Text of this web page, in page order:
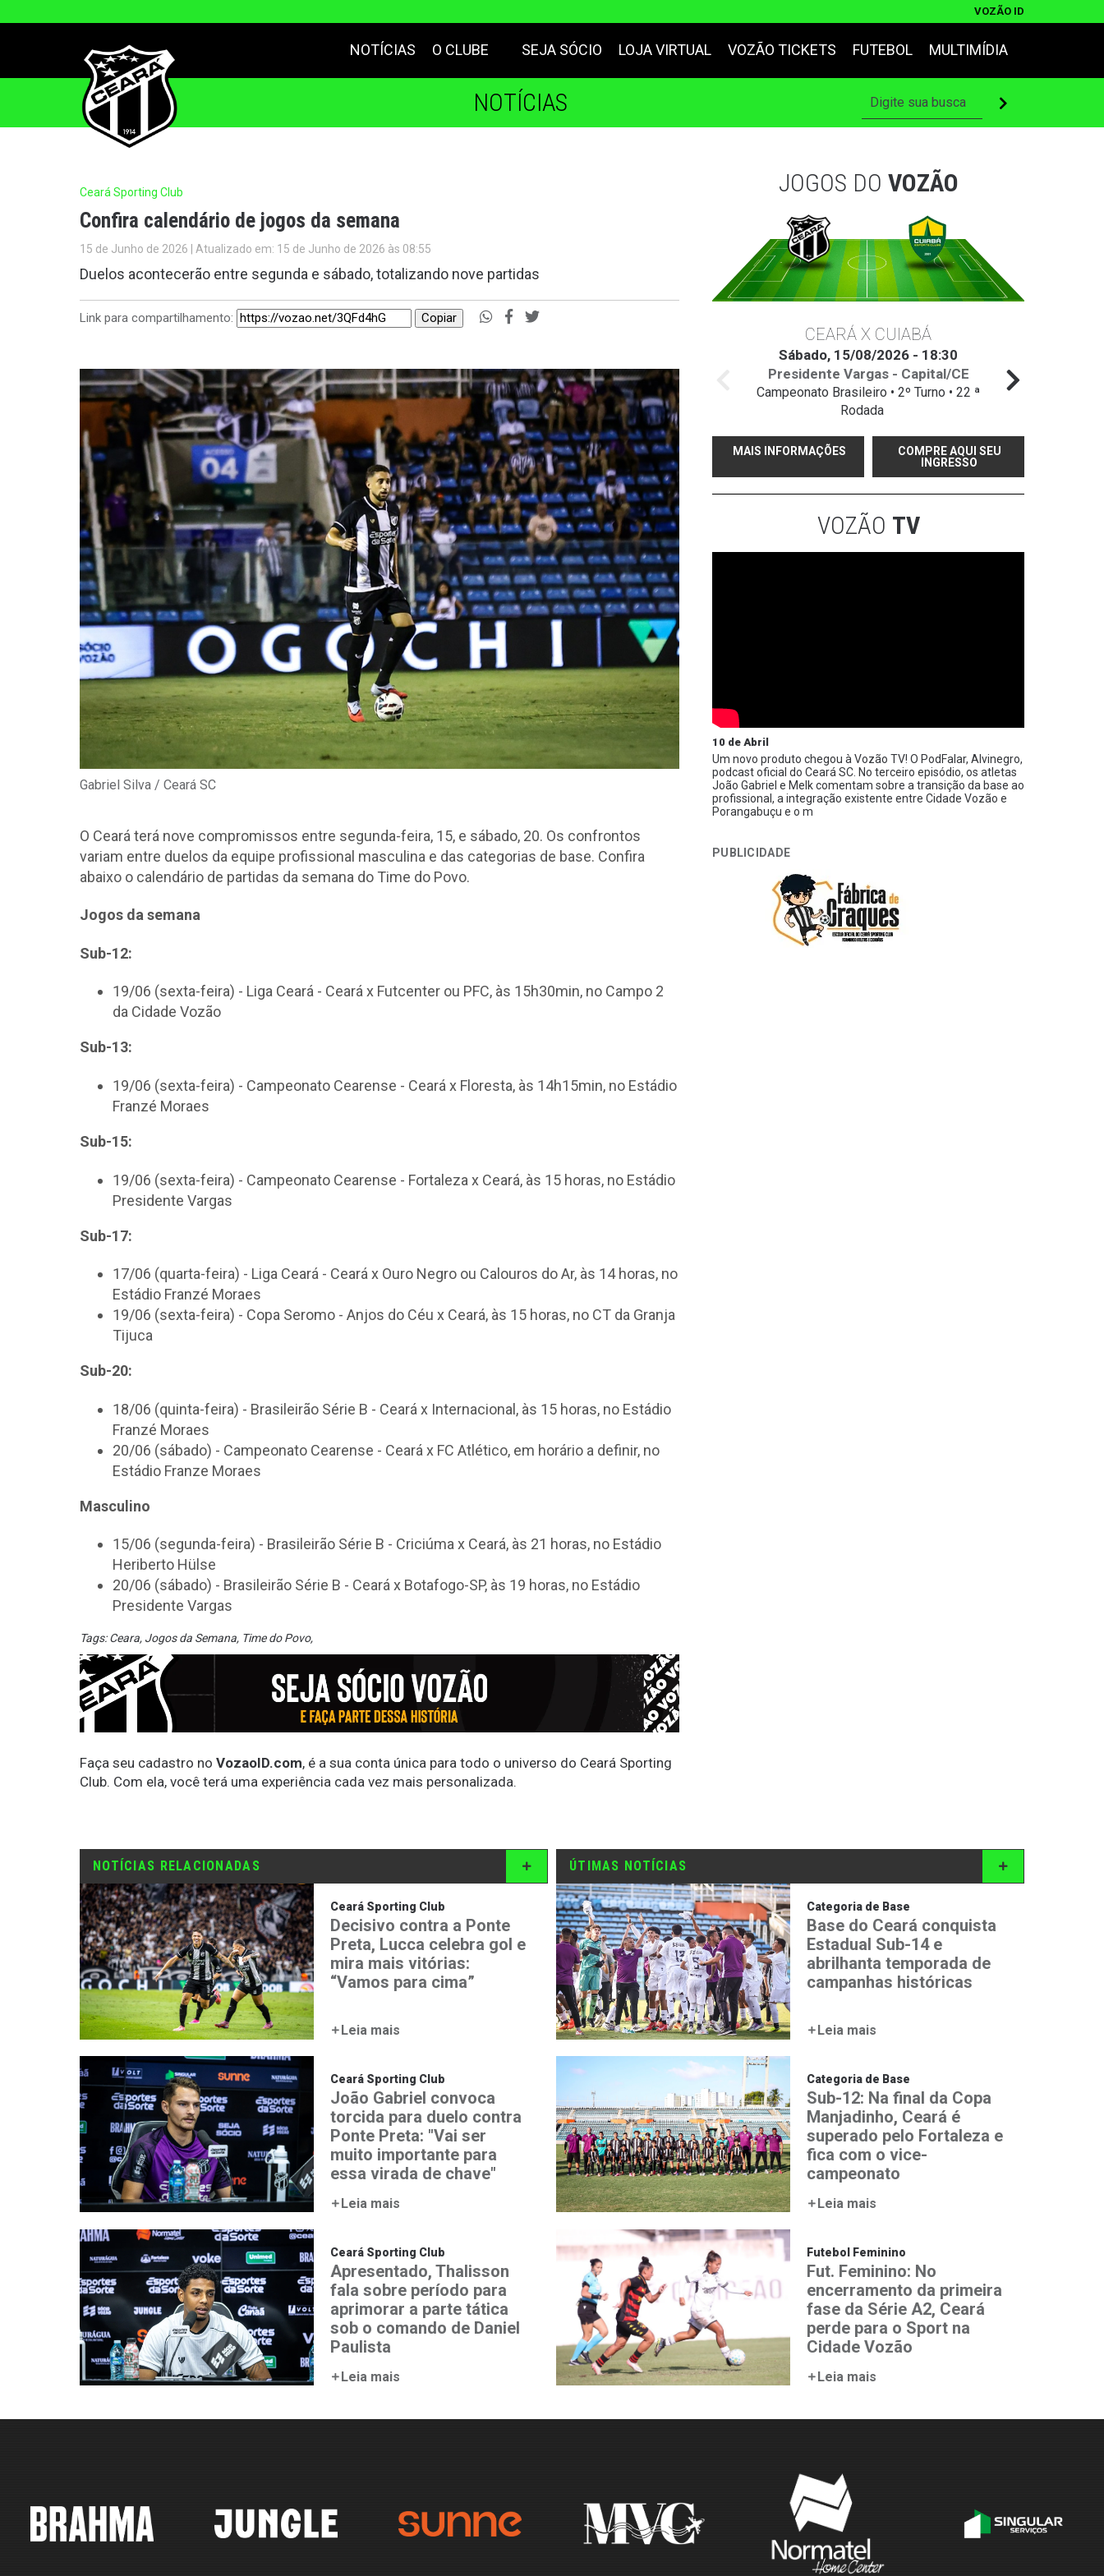
VOZÃO ID
NOTÍCIAS O CLUBE SEJA SÓCIO LOJA VIRTUAL VOZÃO TICKETS FUTEBOL MULTIMÍDIA
NOTÍCIAS
Ceará Sporting Club
Confira calendário de jogos da semana
15 de Junho de 2026 | Atualizado em: 15 de Junho de 2026 às 08:55
Duelos acontecerão entre segunda e sábado, totalizando nove partidas
Link para compartilhamento: Copiar
Gabriel Silva / Ceará SC
O Ceará terá nove compromissos entre segunda-feira, 15, e sábado, 20. Os confrontos
variam entre duelos da equipe profissional masculina e das categorias de base. Confira
abaixo o calendário de partidas da semana do Time do Povo.
Jogos da semana
Sub-12:
19/06 (sexta-feira) - Liga Ceará - Ceará x Futcenter ou PFC, às 15h30min, no Campo 2
da Cidade Vozão
Sub-13:
19/06 (sexta-feira) - Campeonato Cearense - Ceará x Floresta, às 14h15min, no Estádio
Franzé Moraes
Sub-15:
19/06 (sexta-feira) - Campeonato Cearense - Fortaleza x Ceará, às 15 horas, no Estádio
Presidente Vargas
Sub-17:
17/06 (quarta-feira) - Liga Ceará - Ceará x Ouro Negro ou Calouros do Ar, às 14 horas, no
Estádio Franzé Moraes
19/06 (sexta-feira) - Copa Seromo - Anjos do Céu x Ceará, às 15 horas, no CT da Granja
Tijuca
Sub-20:
18/06 (quinta-feira) - Brasileirão Série B - Ceará x Internacional, às 15 horas, no Estádio
Franzé Moraes
20/06 (sábado) - Campeonato Cearense - Ceará x FC Atlético, em horário a definir, no
Estádio Franze Moraes
Masculino
15/06 (segunda-feira) - Brasileirão Série B - Criciúma x Ceará, às 21 horas, no Estádio
Heriberto Hülse
20/06 (sábado) - Brasileirão Série B - Ceará x Botafogo-SP, às 19 horas, no Estádio
Presidente Vargas
Tags:Ceara, Jogos da Semana, Time do Povo,
Faça seu cadastro no VozaoID.com, é a sua conta única para todo o universo do Ceará Sporting
Club. Com ela, você terá uma experiência cada vez mais personalizada.
JOGOS DO VOZÃO
CEARÁ X CUIABÁ
Sábado, 15/08/2026 - 18:30
Presidente Vargas - Capital/CE
Campeonato Brasileiro • 2º Turno • 22 ª
Rodada
MAIS INFORMAÇÕES
COMPRE AQUI SEU
INGRESSO
VOZÃO TV
10 de Abril
Um novo produto chegou à Vozão TV! O PodFalar, Alvinegro,
podcast oficial do Ceará SC. No terceiro episódio, os atletas
João Gabriel e Melk comentam sobre a transição da base ao
profissional, a integração existente entre Cidade Vozão e
Porangabuçu e o m
PUBLICIDADE
NOTÍCIAS RELACIONADAS
Ceará Sporting Club
Decisivo contra a Ponte
Preta, Lucca celebra gol e
mira mais vitórias:
“Vamos para cima”
Leia mais
Ceará Sporting Club
João Gabriel convoca
torcida para duelo contra
Ponte Preta: "Vai ser
muito importante para
essa virada de chave"
Leia mais
Ceará Sporting Club
Apresentado, Thalisson
fala sobre período para
aprimorar a parte tática
sob o comando de Daniel
Paulista
Leia mais
ÚTIMAS NOTÍCIAS
Categoria de Base
Base do Ceará conquista
Estadual Sub-14 e
abrilhanta temporada de
campanhas históricas
Leia mais
Categoria de Base
Sub-12: Na final da Copa
Manjadinho, Ceará é
superado pelo Fortaleza e
fica com o vice-
campeonato
Leia mais
Futebol Feminino
Fut. Feminino: No
encerramento da primeira
fase da Série A2, Ceará
perde para o Sport na
Cidade Vozão
Leia mais